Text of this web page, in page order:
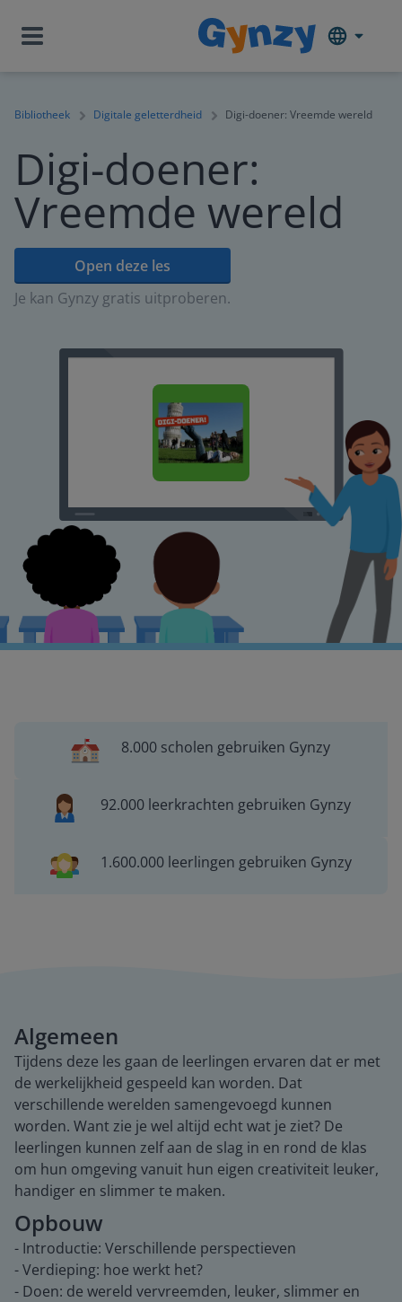
Bibliotheek Digitale geletterdheid Digi-doener: Vreemde wereld
Digi-doener:
Vreemde wereld
Open deze les
Je kan Gynzy gratis uitproberen.
8.000 scholen gebruiken Gynzy
92.000 leerkrachten gebruiken Gynzy
1.600.000 leerlingen gebruiken Gynzy
Algemeen
Tijdens deze les gaan de leerlingen ervaren dat er met
de werkelijkheid gespeeld kan worden. Dat
verschillende werelden samengevoegd kunnen
worden. Want zie je wel altijd echt wat je ziet? De
leerlingen kunnen zelf aan de slag in en rond de klas
om hun omgeving vanuit hun eigen creativiteit leuker,
handiger en slimmer te maken.
Opbouw
- Introductie: Verschillende perspectieven
- Verdieping: hoe werkt het?
- Doen: de wereld vervreemden, leuker, slimmer en